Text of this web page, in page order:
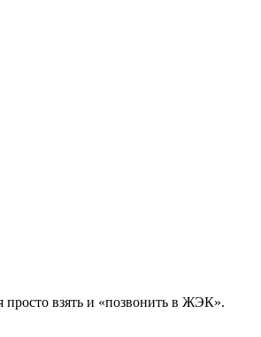
просто взять и «позвонить в ЖЭК».